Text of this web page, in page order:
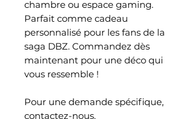
chambre ou espace gaming.
Parfait comme cadeau
personnalisé pour les fans de la
saga DBZ. Commandez dès
maintenant pour une déco qui
vous ressemble !
Pour une demande spécifique,
contactez-nous.